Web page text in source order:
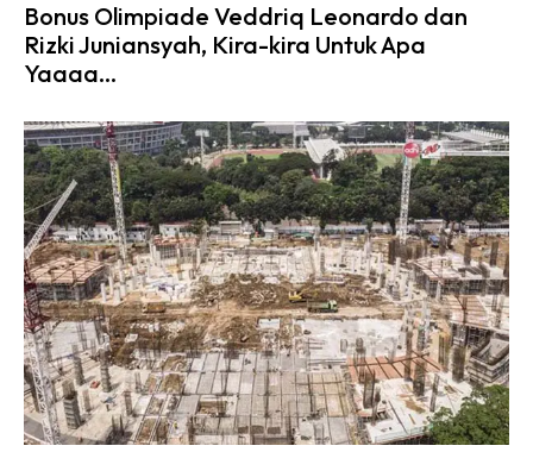
Bonus Olimpiade Veddriq Leonardo dan
Rizki Juniansyah, Kira-kira Untuk Apa
Yaaaa…